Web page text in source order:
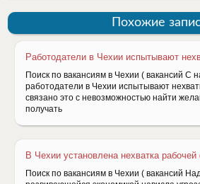
Похожие
Работодатели в Чехии испытывают
Поиск по вакансиям в Чехии ( вакансий С
работодатели в Чехии испытывают
связано это с невозможностью найти
получать
В Чехии установлена нехватка
Поиск по вакансиям в Чехии ( вакансий